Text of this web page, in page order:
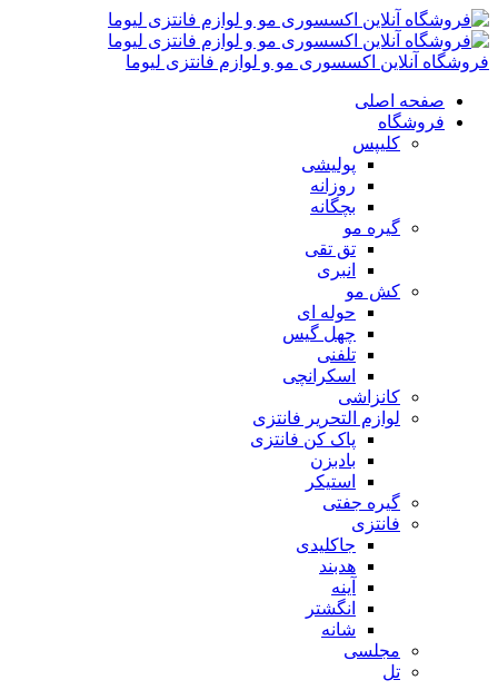
فروشگاه آنلاین اکسسوری مو و لوازم فانتزی لیوما
صفحه اصلی
فروشگاه
کلیپس
پولیشی
روزانه
بچگانه
گیره مو
تق تقی
انبری
کش مو
حوله ای
چهل گیس
تلفنی
اسکرانچی
کانزاشی
لوازم التحریر فانتزی
پاک کن فانتزی
بادبزن
استیکر
گیره جفتی
فانتزی
جاکلیدی
هدبند
آینه
انگشتر
شانه
مجلسی
تل